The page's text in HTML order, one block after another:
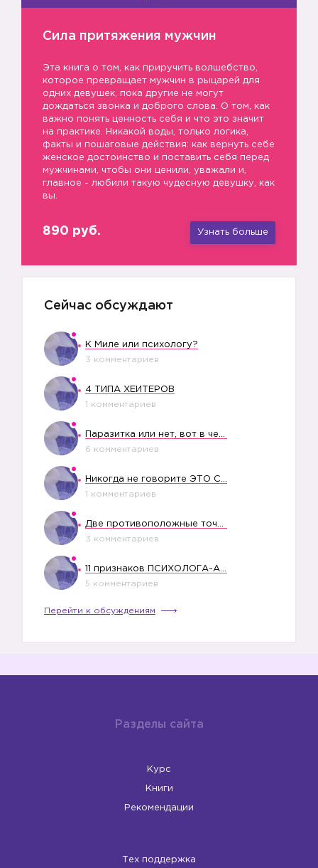
❓
Сила притяжения мужчин
Эта книга о том, как приручить волшебство,
которое превращает мужчин в рыцарей для
одних девушек, пока другие не могут
дождаться звонка и доброго слова. О том, как
важно понять ценность себя и что это значит
на практике. Никакой воды, только логика,
факты и пошаговые действия: как вернуть себе
женское достоинство и поставить себя перед
мужчинами, чтобы они ценили, уважали и,
главное - любили такую чудесную девушку, как
вы.
890 руб. Узнать больше
Сейчас обсуждают
К Миле или психологу?
3 комментариев
4 ТИПА ХЕЙТЕРОВ
1 комментариев
6 комментариев
1 комментариев
3 комментариев
5 комментариев
Перейти к обсуждениям
Разделы сайта
Курс
Книги
Рекомендации
Тех поддержка